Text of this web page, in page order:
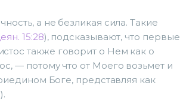
а не безликая сила. Такие
15:28), подсказывают, что первые
также говорит о Нем как о
— потому что от Моего возьмет и
Боге, представляя как
).